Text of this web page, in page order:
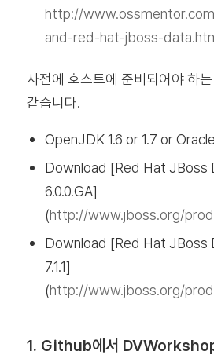
http://
and-red-hat-jboss-
사전에 호스트에 준비되어야 하
같습니다.
OpenJDK 1.6 or 1.7 or
Download [Red Hat JBoss
6.0.0.GA]
(http://www.jboss.org/
Download [Red Hat JBoss
7.1.1]
(http://www.jboss.org/
1. Github에서